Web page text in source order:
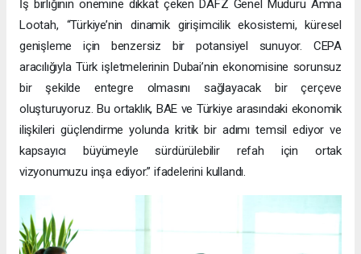
İş birliğinin önemine dikkat çeken DAFZ Genel Müdürü Amna
Lootah, “Türkiye’nin dinamik girişimcilik ekosistemi, küresel
genişleme için benzersiz bir potansiyel sunuyor. CEPA
aracılığıyla Türk işletmelerinin Dubai’nin ekonomisine sorunsuz
bir şekilde entegre olmasını sağlayacak bir çerçeve
oluşturuyoruz. Bu ortaklık, BAE ve Türkiye arasındaki ekonomik
ilişkileri güçlendirme yolunda kritik bir adımı temsil ediyor ve
kapsayıcı büyümeyle sürdürülebilir refah için ortak
vizyonumuzu inşa ediyor.” ifadelerini kullandı.